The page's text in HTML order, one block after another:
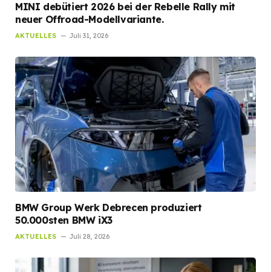
MINI debütiert 2026 bei der Rebelle Rally mit
neuer Offroad-Modellvariante.
AKTUELLES Juli 31, 2026
BMW Group Werk Debrecen produziert
50.000sten BMW iX3
AKTUELLES Juli 28, 2026